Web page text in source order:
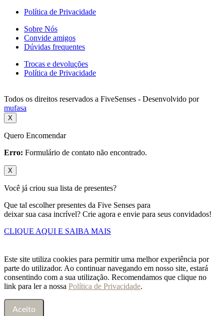
Política de Privacidade
Sobre Nós
Convide amigos
Dúvidas frequentes
Trocas e devoluções
Política de Privacidade
Todos os direitos reservados a FiveSenses - Desenvolvido por
mufasa
X
Quero Encomendar
Erro: Formulário de contato não encontrado.
X
Você já criou sua lista de presentes?
Que tal escolher presentes da Five Senses para
deixar sua casa incrível? Crie agora e envie para seus convidados!
CLIQUE AQUI E SAIBA MAIS
Este site utiliza cookies para permitir uma melhor experiência por
parte do utilizador. Ao continuar navegando em nosso site, estará
consentindo com a sua utilização. Recomendamos que clique no
link para ler a nossa Política de Privacidade.
Aceito